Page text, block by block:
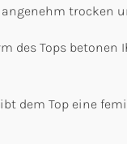
trocken
des Tops
dem Top eine